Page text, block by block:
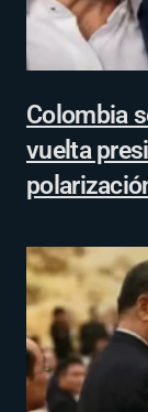
Colombia
vuelta